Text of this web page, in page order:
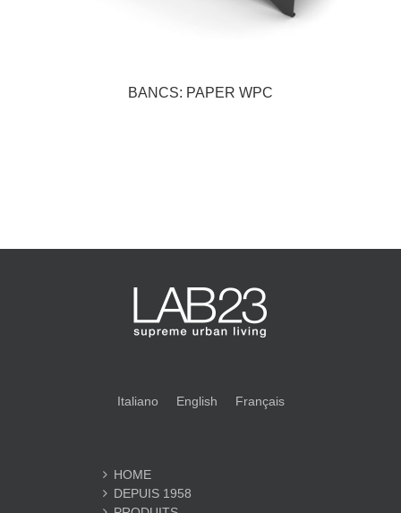
BANCS: PAPER WPC
Italiano English Français
HOME
DEPUIS 1958